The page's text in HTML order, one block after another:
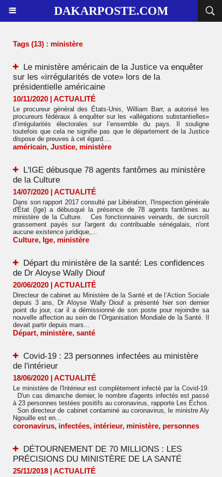
DAKARPOSTE.COM
Tags (13) : ministère
Le ministère américain de la Justice va enquêter
sur les «irrégularités de vote» lors de la
présidentielle américaine
10/11/2020 | ACTUALITÉ
Le procureur général des États-Unis, William Barr, a autorisé les
procureurs fédéraux à enquêter sur les «allégations substantielles»
d’irrégularités électorales sur l’ensemble du pays. Il souligne
toutefois que cela ne signifie pas que le département de la Justice
dispose de preuves à cet égard....
américain, Justice, ministère
L'IGE débusque 78 agents fantômes au ministère
de la Culture
14/07/2020 | ACTUALITÉ
Dans son rapport 2017 consulté par Libération, l'Inspection générale
d'État (Ige) a débusqué la présence de 78 agents fantômes au
ministère de la Culture. Ces fonctionnaires veinards, de surcroît
grassement payés sur l'argent du contribuable sénégalais, n'ont
aucune existence juridique,...
Culture, Ige, ministère
Départ du ministère de la santé: Les confidences
de Dr Aloyse Wally Diouf
20/06/2020 | ACTUALITÉ
Directeur de cabinet au Ministère de la Santé et de l’Action Sociale
depuis 3 ans, Dr Aloyse Wally Diouf a présenté hier son dernier
point du jour, car il a démissionné de son poste pour rejoindre sa
nouvelle affection au sein de l’Organisation Mondiale de la Santé. Il
devait partir depuis mars...
Départ, ministère, santé
Covid-19 : 23 personnes infectées au ministère
de l'intérieur
18/06/2020 | ACTUALITÉ
Le ministère de l'Intérieur est complètement infecté par la Covid-19.
D'un cas dimanche dernier, le nombre d'agents infectés est passé
à 23 personnes testées positifs au coronavirus, rapporte Les Échos.
Son directeur de cabinet contaminé au coronavirus, le ministre Aly
Ngouille est en...
coronavirus, infectées, intérieur, ministère, personnes
DÉTOURNEMENT DE 70 MILLIONS : LES
PRÉCISIONS DU MINISTÈRE DE LA SANTÉ
25/11/2018 | ACTUALITÉ